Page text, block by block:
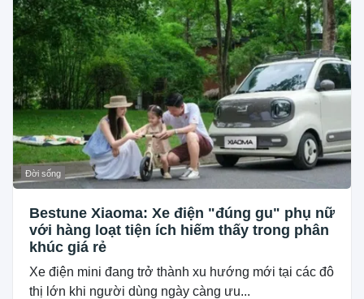
Đời sống
Bestune Xiaoma: Xe điện "đúng gu" phụ nữ
với hàng loạt tiện ích hiếm thấy trong phân
khúc giá rẻ
Xe điện mini đang trở thành xu hướng mới tại các đô
thị lớn khi người dùng ngày càng ưu...